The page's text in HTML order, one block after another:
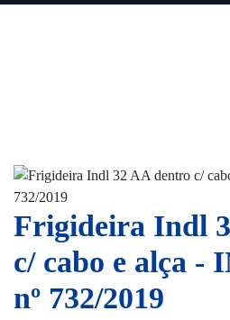
Frigideira Indl
c/ cabo e alça -
nº 732/2019